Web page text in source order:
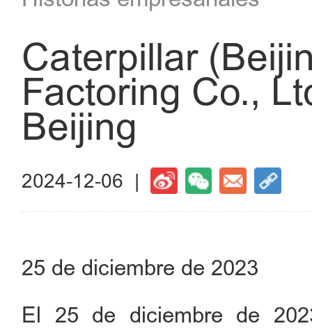
Caterpillar
Factoring Co.,
Beijing
2024-12-06 |
25 de diciembre de 2023
El 25 de diciembre de